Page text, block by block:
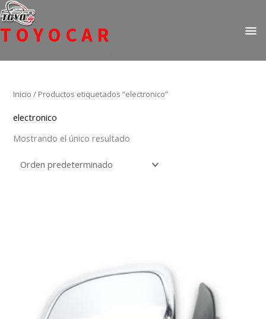
Ir
al
contenido
TOYOCAR
Inicio / Productos etiquetados “electronico”
electronico
Mostrando el único resultado